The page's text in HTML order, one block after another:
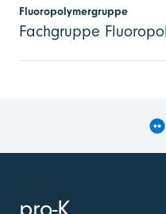
Fluoropolymergruppe
Fachgruppe